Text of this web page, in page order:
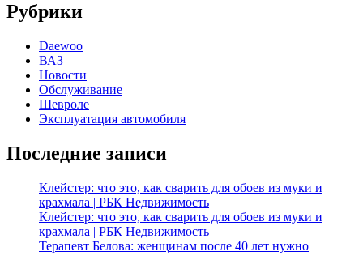
Рубрики
Daewoo
ВАЗ
Новости
Обслуживание
Шевроле
Эксплуатация автомобиля
Последние записи
Клейстер: что это, как сварить для обоев из муки и
крахмала | РБК Недвижимость
Клейстер: что это, как сварить для обоев из муки и
крахмала | РБК Недвижимость
Терапевт Белова: женщинам после 40 лет нужно